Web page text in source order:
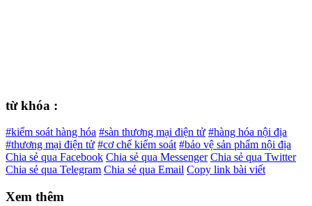
từ khóa :
#kiểm soát hàng hóa #sàn thương mại điện tử #hàng hóa nội địa
#thương mại điện tử #cơ chế kiểm soát #bảo vệ sản phẩm nội địa
Chia sẻ qua Facebook Chia sẻ qua Messenger Chia sẻ qua Twitter
Chia sẻ qua Telegram Chia sẻ qua Email Copy link bài viết
Xem thêm